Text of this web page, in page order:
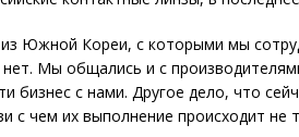
Южной Кореи, с которыми мы
нет. Мы общались и с
бизнес с нами. Другое дело, что
с чем их выполнение происходит не